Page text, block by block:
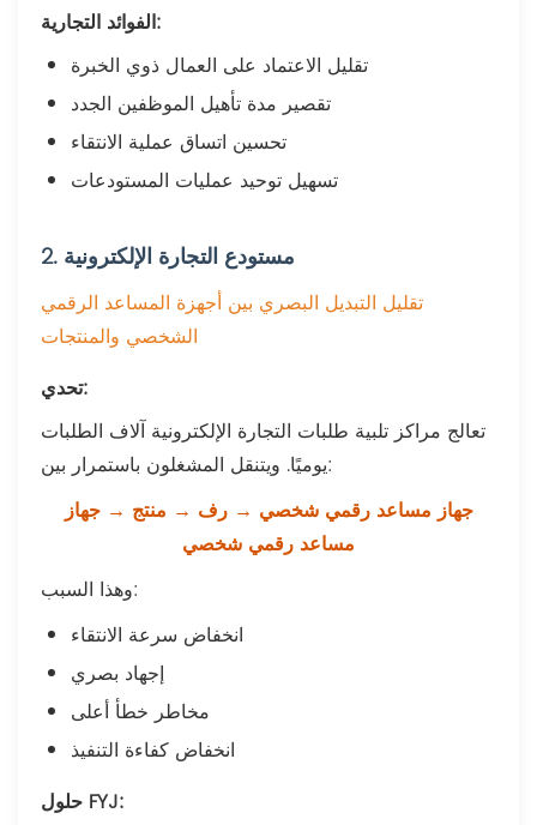
الفوائد التجارية:
تقليل الاعتماد على العمال ذوي الخبرة
تقصير مدة تأهيل الموظفين الجدد
تحسين اتساق عملية الانتقاء
تسهيل توحيد عمليات المستودعات
2. مستودع التجارة الإلكترونية
تقليل التبديل البصري بين أجهزة المساعد الرقمي
الشخصي والمنتجات
تحدي:
تعالج مراكز تلبية طلبات التجارة الإلكترونية آلاف الطلبات
يوميًا. ويتنقل المشغلون باستمرار بين:
جهاز مساعد رقمي شخصي → رف → منتج → جهاز
مساعد رقمي شخصي
وهذا السبب:
انخفاض سرعة الانتقاء
إجهاد بصري
مخاطر خطأ أعلى
انخفاض كفاءة التنفيذ
حلول FYJ: